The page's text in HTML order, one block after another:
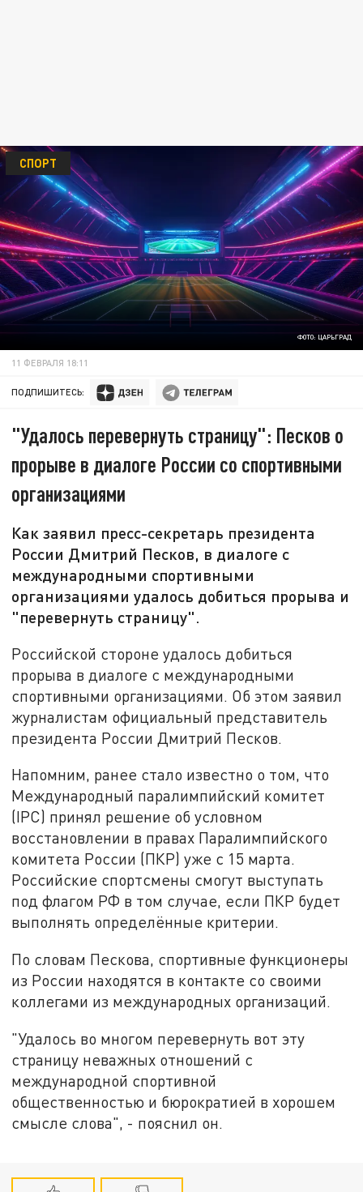
ФОТО: ЦАРЬГРАД
СПОРТ
11 ФЕВРАЛЯ 18:11
ПОДПИШИТЕСЬ:
"Удалось перевернуть страницу": Песков о
прорыве в диалоге России со спортивными
организациями
Как заявил пресс-секретарь президента
России Дмитрий Песков, в диалоге с
международными спортивными
организациями удалось добиться прорыва и
"перевернуть страницу".
Российской стороне удалось добиться
прорыва в диалоге с международными
спортивными организациями. Об этом заявил
журналистам официальный представитель
президента России Дмитрий Песков.
Напомним, ранее стало известно о том, что
Международный паралимпийский комитет
(IPC) принял решение об условном
восстановлении в правах Паралимпийского
комитета России (ПКР) уже с 15 марта.
Российские спортсмены смогут выступать
под флагом РФ в том случае, если ПКР будет
выполнять определённые критерии.
По словам Пескова, спортивные функционеры
из России находятся в контакте со своими
коллегами из международных организаций.
"Удалось во многом перевернуть вот эту
страницу неважных отношений с
международной спортивной
общественностью и бюрократией в хорошем
смысле слова", - пояснил он.